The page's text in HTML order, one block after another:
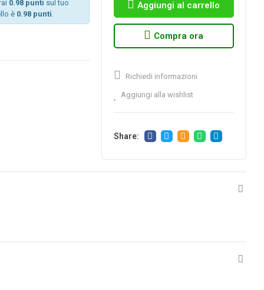
0.98 punti sul tuo
è 0.98 punti
Aggiungi al carrello
Compra ora
Richiedi informazioni
Aggiungi alla wishlist